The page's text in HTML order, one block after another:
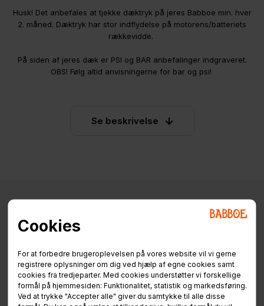
Cookies
For at forbedre brugeroplevelsen på vores website vil vi gerne
registrere oplysninger om dig ved hjælp af egne cookies samt
cookies fra tredjeparter. Med cookies understøtter vi forskellige
formål på hjemmesiden: Funktionalitet, statistik og markedsføring.
Ved at trykke "Accepter alle" giver du samtykke til alle disse
Husk! Det anbefales at tjekke dæktryk på jeres Babboe min. hver
2. måned. Dæktryk har stor indflydelse på motorens/batteriets
rækkevidde.
På siden af jeres dæk er PSI og BAR anbefalinger indgraveret.
OBS! Følg altid anvisningerne for bar og psi!
Se beskrivelse
Specifikationer